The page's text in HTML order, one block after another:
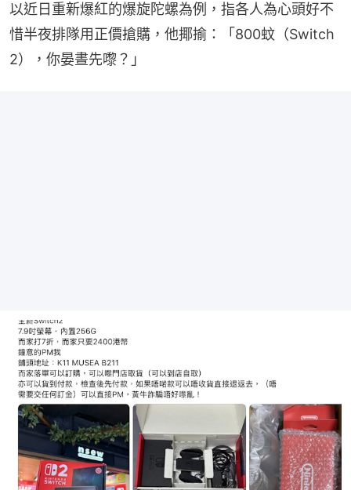
以近日重新爆紅的爆旋陀螺為例，指各人為心頭好不
惜半夜排隊用正價搶購，他揶揄：「800蚊（Switch
2），你晏晝先嚟？」